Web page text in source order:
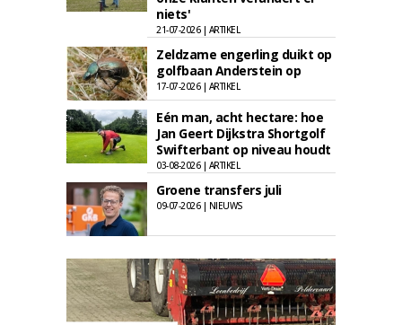
niets'
21-07-2026 | ARTIKEL
Zeldzame engerling duikt op
golfbaan Anderstein op
17-07-2026 | ARTIKEL
Eén man, acht hectare: hoe
Jan Geert Dijkstra Shortgolf
Swifterbant op niveau houdt
03-08-2026 | ARTIKEL
Groene transfers juli
09-07-2026 | NIEUWS